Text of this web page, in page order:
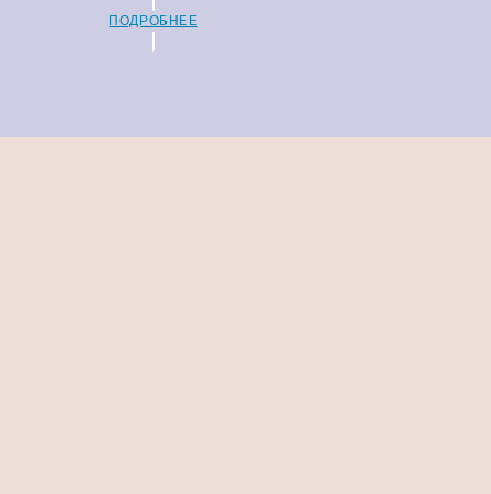
ПОДРОБНЕЕ